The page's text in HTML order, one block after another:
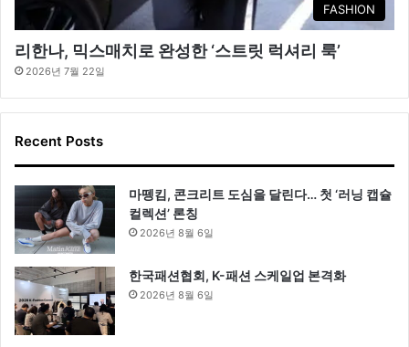
FASHION
리한나, 믹스매치로 완성한 ‘스트릿 럭셔리 룩’
2026년 7월 22일
Recent Posts
마뗑킴, 콘크리트 도심을 달린다… 첫 ‘러닝 캡슐
컬렉션’ 론칭
2026년 8월 6일
한국패션협회, K-패션 스케일업 본격화
2026년 8월 6일